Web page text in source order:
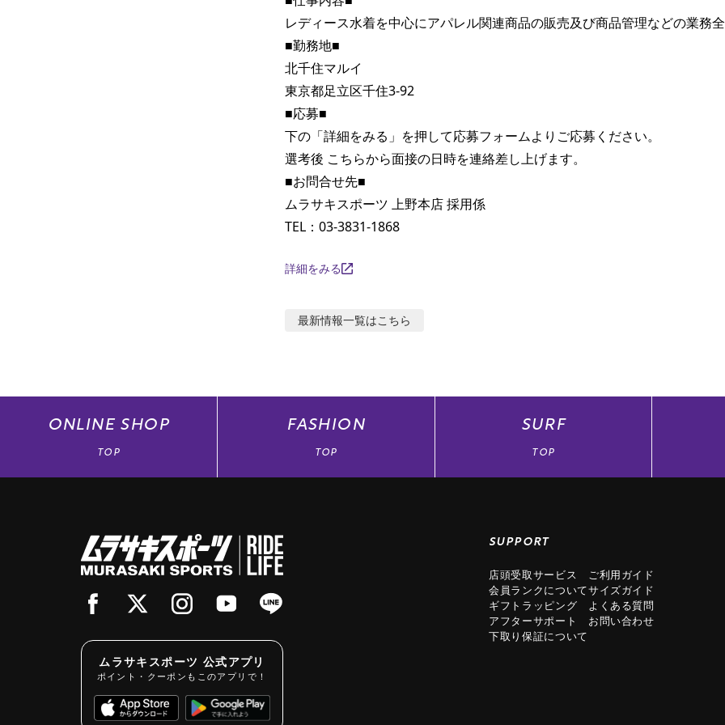
レディース水着を中心にアパレル関連商品の販売及び商品管理などの業務
■勤務地■
北千住マルイ
東京都足立区千住3-92
■応募■
下の「詳細をみる」を押して応募フォームよりご応募ください。
選考後 こちらから面接の日時を連絡差し上げます。
■お問合せ先■
ムラサキスポーツ 上野本店 採用係
TEL：03-3831-1868
詳細をみる
最新情報一覧はこちら
ONLINE SHOP
TOP
FASHION
TOP
SURF
TOP
ムラサキスポーツ 公式アプリ
ポイント・クーポンもこのアプリで！
SUPPORT
店頭受取サービス
会員ランクについて
ギフトラッピング
アフターサポート
下取り保証について
ご利用ガイド
サイズガイド
よくある質問
お問い合わせ